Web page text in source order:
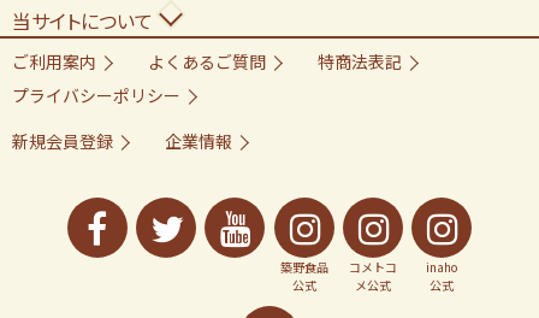
当サイトについて
ご利用案内 よくあるご質問
特商法表記
プライバシーポリシー
新規会員登録
企業情報
築野食品
公式
コメトコ
メ公式
inaho
公式